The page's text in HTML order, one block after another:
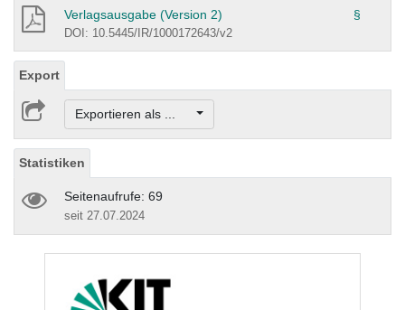
Verlagsausgabe (Version 2) §
DOI: 10.5445/IR/1000172643/v2
Export
Exportieren als ...
Statistiken
Seitenaufrufe: 69
seit 27.07.2024